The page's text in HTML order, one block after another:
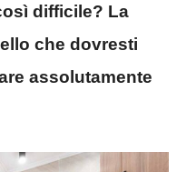
difficile? La
che dovresti
assolutamente